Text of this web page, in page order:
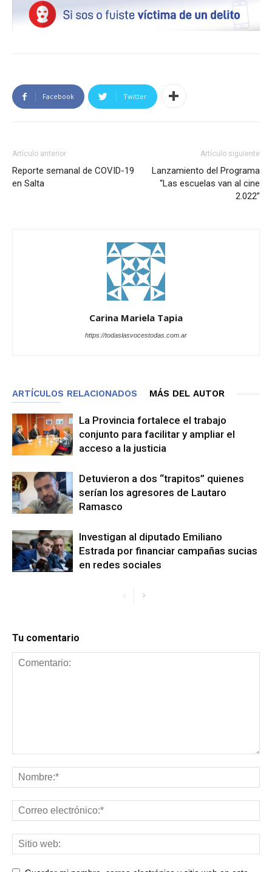
Facebook Twitter
Artículo anterior
Reporte semanal de COVID-19
en Salta
Artículo siguiente
Lanzamiento del Programa
“Las escuelas van al cine
2.022”
Carina Mariela Tapia
https://todaslasvocestodas.com.ar
ARTÍCULOS RELACIONADOS MÁS DEL AUTOR
La Provincia fortalece el trabajo
conjunto para facilitar y ampliar el
acceso a la justicia
Detuvieron a dos “trapitos” quienes
serían los agresores de Lautaro
Ramasco
Investigan al diputado Emiliano
Estrada por financiar campañas sucias
en redes sociales
Tu comentario